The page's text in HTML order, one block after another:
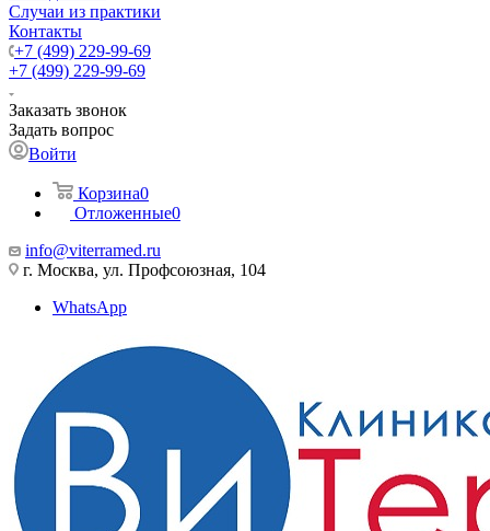
Случаи из практики
Контакты
+7 (499) 229-99-69
+7 (499) 229-99-69
Заказать звонок
Задать вопрос
Войти
Корзина0
Отложенные0
info@viterramed.ru
г. Москва, ул. Профсоюзная, 104
WhatsApp